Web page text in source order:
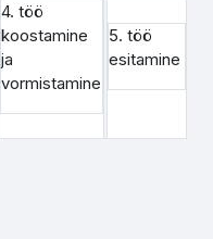
4. töö
koostamine
ja
vormistamine
5. töö
esitamine